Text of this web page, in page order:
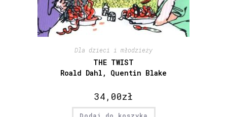
Dla dzieci i młodzieży
THE TWIST
Roald Dahl, Quentin Blake
34,00zł